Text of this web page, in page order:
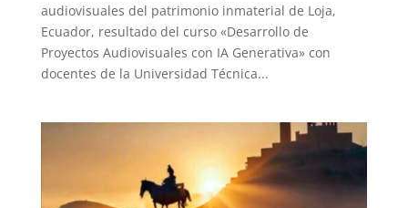
audiovisuales del patrimonio inmaterial de Loja,
Ecuador, resultado del curso «Desarrollo de
Proyectos Audiovisuales con IA Generativa» con
docentes de la Universidad Técnica...